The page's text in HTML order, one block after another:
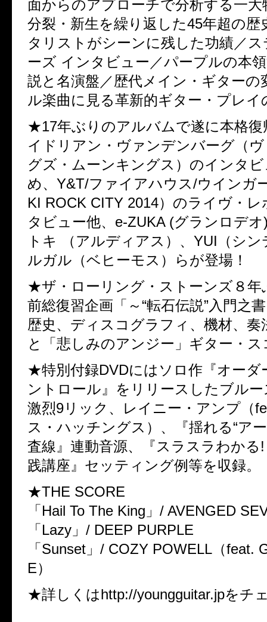
面からのアプローチで分析する一大
分裂・新生を繰り返した45年超の歴
タリストがシーンに残した功績／
ーズ インタビュー／パープルの本領
説と名演盤／歴代メイン・ギターの
ル楽曲に見る革新的ギター・プレイ
★17年ぶりのアルバムで遂に本格復
イドリアン・ヴァンデンバーグ（
グズ・ムーンキングス）のインタ
め、Y&T/ファイアハウス/ウインガ
KI ROCK CITY 2014）のライヴ・
タビュー他、e-ZUKA (グランロデオ
トキ （アルディアス）、YUI（シ
ルガル（ベヒーモス）らが登場！
★ザ・ローリング・ストーンズ８年
前総復習企画「～“転石伝説”入門之
歴史、ディスコグラフィ、機材、奏
と「悲しみのアンジー」ギター・ス
★特別付録DVDにはソロ作『オーダ
ントロール』をリリースしたブル
激烈9リック、レイニー・アンプ（
ス・ハッチングス）、『揺れる“ア
査線』連動音源、『スラスラわかる
践講座』セッティング例等を収録。
★THE SCORE
「Hail To The King」/ AVENGED
「Lazy」/ DEEP PURPLE
「Sunset」/ COZY POWELL（feat.
E）
★詳しくはhttp://youngguitar.jpをチ